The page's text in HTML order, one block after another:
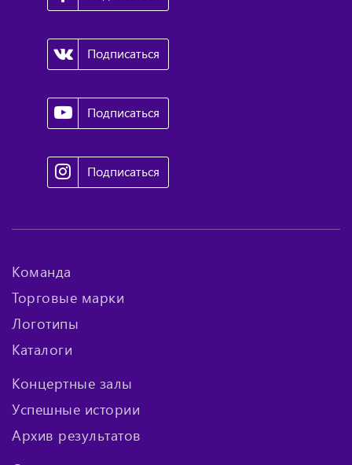
Подписаться
Подписаться
Подписаться
Команда
Торговые марки
Логотипы
Каталоги
Концертные залы
Успешные истории
Архив результатов